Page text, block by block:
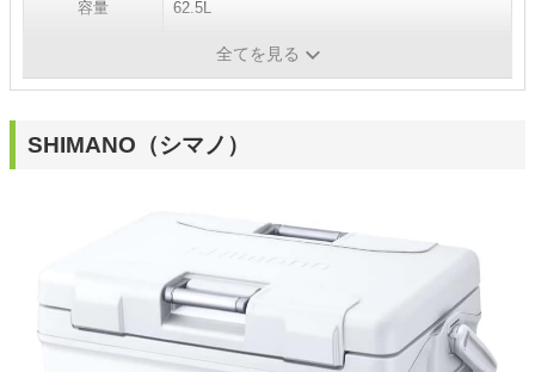
容量 62.5L
ステンレス、ポリウレタン
全てを見る
SHIMANO（シマノ）